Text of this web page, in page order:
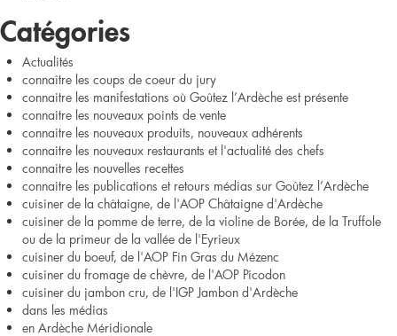
Catégories
Actualités
connaître les coups de coeur du jury
connaitre les manifestations où Goûtez l’Ardèche est présente
connaitre les nouveaux points de vente
connaitre les nouveaux produits, nouveaux adhérents
connaitre les nouveaux restaurants et l'actualité des chefs
connaitre les nouvelles recettes
connaitre les publications et retours médias sur Goûtez l’Ardèche
cuisiner de la châtaigne, de l'AOP Châtaigne d'Ardèche
cuisiner de la pomme de terre, de la violine de Borée, de la Truffole
ou de la primeur de la vallée de l'Eyrieux
cuisiner du boeuf, de l'AOP Fin Gras du Mézenc
cuisiner du fromage de chèvre, de l'AOP Picodon
cuisiner du jambon cru, de l'IGP Jambon d'Ardèche
dans les médias
en Ardèche Méridionale